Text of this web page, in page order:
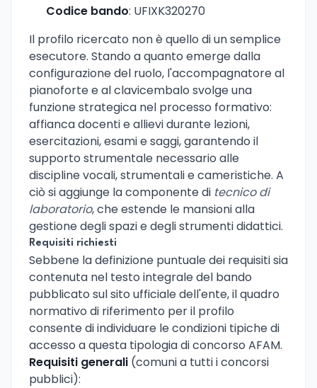
Codice bando: UFIXK320270
Il profilo ricercato non è quello di un semplice
esecutore. Stando a quanto emerge dalla
configurazione del ruolo, l'accompagnatore al
pianoforte e al clavicembalo svolge una
funzione strategica nel processo formativo:
affianca docenti e allievi durante lezioni,
esercitazioni, esami e saggi, garantendo il
supporto strumentale necessario alle
discipline vocali, strumentali e cameristiche. A
ciò si aggiunge la componente di tecnico di
laboratorio, che estende le mansioni alla
gestione degli spazi e degli strumenti didattici.
Requisiti richiesti
Sebbene la definizione puntuale dei requisiti sia
contenuta nel testo integrale del bando
pubblicato sul sito ufficiale dell'ente, il quadro
normativo di riferimento per il profilo
consente di individuare le condizioni tipiche di
accesso a questa tipologia di concorso AFAM.
Requisiti generali (comuni a tutti i concorsi
pubblici):